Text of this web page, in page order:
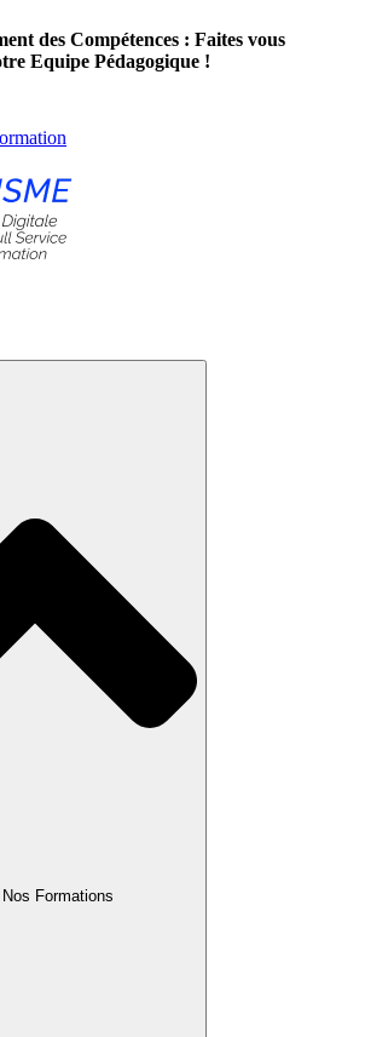
des Compétences : Faites vous
Equipe Pédagogique !
Formations